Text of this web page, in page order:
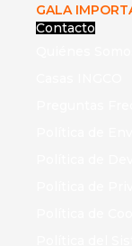
GALA
Contacto